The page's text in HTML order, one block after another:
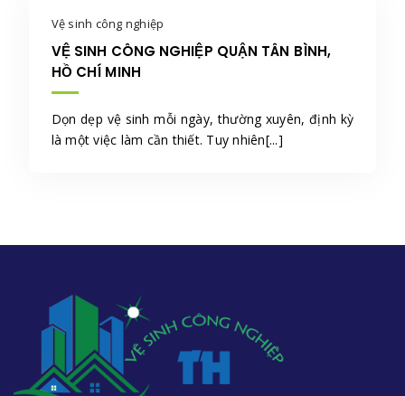
Vệ sinh công nghiệp
VỆ SINH CÔNG NGHIỆP QUẬN TÂN BÌNH,
HỒ CHÍ MINH
Dọn dẹp vệ sinh mỗi ngày, thường xuyên, định kỳ
là một việc làm cần thiết. Tuy nhiên[...]